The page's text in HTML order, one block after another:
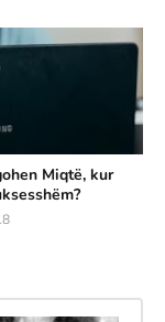
Miqtë, kur